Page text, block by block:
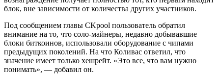
блок, вне зависимости от количества других участников.
Под сообщением главы CKpool пользователь обратил
внимание на то, что соло-майнеры, недавно добывавшие
блоки биткоинов, использовали оборудование с чипами
предыдущих поколений. На что Коливас ответил, что
значение имеет только хешрейт. «Это все, что вам нужно
понимать», — добавил он.